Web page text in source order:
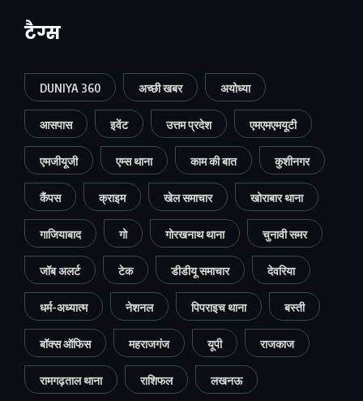
टैग्स
DUNIYA 360 अच्छी खबर अयोध्या
आसपास इवेंट उत्तम प्रदेश एमएमएमयूटी
एमजीयूजी एम्स थाना काम की बात कुशीनगर
कैंपस क्राइम खेल समाचार खोराबार थाना
गाजियाबाद गो गोरखनाथ थाना चुनावी समर
जॉब अलर्ट टेक डीडीयू समाचार देवरिया
धर्म-अध्यात्म नेशनल पिपराइच थाना बस्ती
बॉक्स ऑफिस महराजगंज यूपी राजकाज
रामगढ़ताल थाना राशिफल लखनऊ